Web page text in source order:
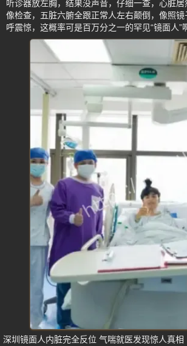
听诊器放左胸，结果没声音，仔细一查，心脏
像检查，五脏六腑全跟正常人左右颠倒，像照
呼震惊，这概率可是百万分之一的罕见“镜面人”
深圳镜面人内脏完全反位 气喘就医发现惊人真相